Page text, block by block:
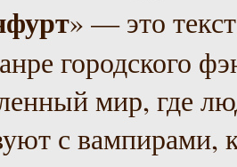
» — это
городского
мир, где
с вампирами,